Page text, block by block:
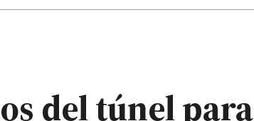
del túnel para